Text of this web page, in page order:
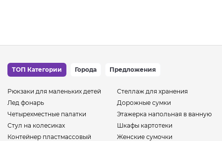
ТОП Категории Города Предложения
Рюкзаки для маленьких детей
Лед фонарь
Четырехместные палатки
Стул на колесиках
Контейнер пластмассовый
Стеллаж для хранения
Дорожные сумки
Этажерка напольная в ванную
Шкафы картотеки
Женские сумочки